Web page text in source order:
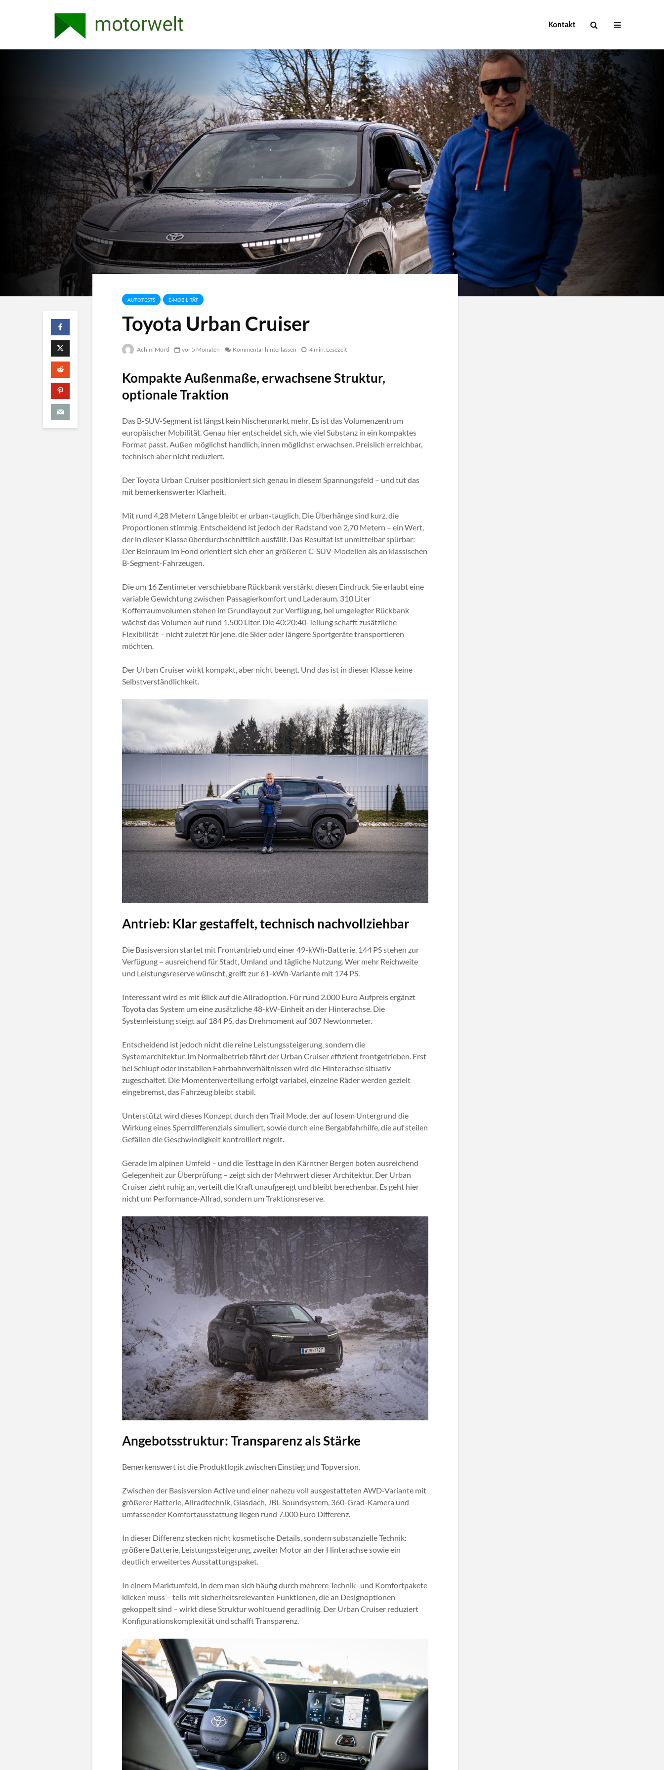
Kontakt
AUTOTESTS E-MOBILITÄT
Toyota Urban Cruiser
Achim Mörtl vor 5 Monaten Kommentar hinterlassen 4 min. Lesezeit
Kompakte Außenmaße, erwachsene Struktur,
optionale Traktion
Das B-SUV-Segment ist längst kein Nischenmarkt mehr. Es ist das Volumenzentrum
europäischer Mobilität. Genau hier entscheidet sich, wie viel Substanz in ein kompaktes
Format passt. Außen möglichst handlich, innen möglichst erwachsen. Preislich erreichbar,
technisch aber nicht reduziert.
Der Toyota Urban Cruiser positioniert sich genau in diesem Spannungsfeld – und tut das
mit bemerkenswerter Klarheit.
Mit rund 4,28 Metern Länge bleibt er urban-tauglich. Die Überhänge sind kurz, die
Proportionen stimmig. Entscheidend ist jedoch der Radstand von 2,70 Metern – ein Wert,
der in dieser Klasse überdurchschnittlich ausfällt. Das Resultat ist unmittelbar spürbar:
Der Beinraum im Fond orientiert sich eher an größeren C-SUV-Modellen als an klassischen
B-Segment-Fahrzeugen.
Die um 16 Zentimeter verschiebbare Rückbank verstärkt diesen Eindruck. Sie erlaubt eine
variable Gewichtung zwischen Passagierkomfort und Laderaum. 310 Liter
Kofferraumvolumen stehen im Grundlayout zur Verfügung, bei umgelegter Rückbank
wächst das Volumen auf rund 1.500 Liter. Die 40:20:40-Teilung schafft zusätzliche
Flexibilität – nicht zuletzt für jene, die Skier oder längere Sportgeräte transportieren
möchten.
Der Urban Cruiser wirkt kompakt, aber nicht beengt. Und das ist in dieser Klasse keine
Selbstverständlichkeit.
Antrieb: Klar gestaffelt, technisch nachvollziehbar
Die Basisversion startet mit Frontantrieb und einer 49-kWh-Batterie. 144 PS stehen zur
Verfügung – ausreichend für Stadt, Umland und tägliche Nutzung. Wer mehr Reichweite
und Leistungsreserve wünscht, greift zur 61-kWh-Variante mit 174 PS.
Interessant wird es mit Blick auf die Allradoption. Für rund 2.000 Euro Aufpreis ergänzt
Toyota das System um eine zusätzliche 48-kW-Einheit an der Hinterachse. Die
Systemleistung steigt auf 184 PS, das Drehmoment auf 307 Newtonmeter.
Entscheidend ist jedoch nicht die reine Leistungssteigerung, sondern die
Systemarchitektur. Im Normalbetrieb fährt der Urban Cruiser effizient frontgetrieben. Erst
bei Schlupf oder instabilen Fahrbahnverhältnissen wird die Hinterachse situativ
zugeschaltet. Die Momentenverteilung erfolgt variabel, einzelne Räder werden gezielt
eingebremst, das Fahrzeug bleibt stabil.
Unterstützt wird dieses Konzept durch den Trail Mode, der auf losem Untergrund die
Wirkung eines Sperrdifferenzials simuliert, sowie durch eine Bergabfahrhilfe, die auf steilen
Gefällen die Geschwindigkeit kontrolliert regelt.
Gerade im alpinen Umfeld – und die Testtage in den Kärntner Bergen boten ausreichend
Gelegenheit zur Überprüfung – zeigt sich der Mehrwert dieser Architektur. Der Urban
Cruiser zieht ruhig an, verteilt die Kraft unaufgeregt und bleibt berechenbar. Es geht hier
nicht um Performance-Allrad, sondern um Traktionsreserve.
Angebotsstruktur: Transparenz als Stärke
Bemerkenswert ist die Produktlogik zwischen Einstieg und Topversion.
Zwischen der Basisversion Active und einer nahezu voll ausgestatteten AWD-Variante mit
größerer Batterie, Allradtechnik, Glasdach, JBL-Soundsystem, 360-Grad-Kamera und
umfassender Komfortausstattung liegen rund 7.000 Euro Differenz.
In dieser Differenz stecken nicht kosmetische Details, sondern substanzielle Technik:
größere Batterie, Leistungssteigerung, zweiter Motor an der Hinterachse sowie ein
deutlich erweitertes Ausstattungspaket.
In einem Marktumfeld, in dem man sich häufig durch mehrere Technik- und Komfortpakete
klicken muss – teils mit sicherheitsrelevanten Funktionen, die an Designoptionen
gekoppelt sind – wirkt diese Struktur wohltuend geradlinig. Der Urban Cruiser reduziert
Konfigurationskomplexität und schafft Transparenz.